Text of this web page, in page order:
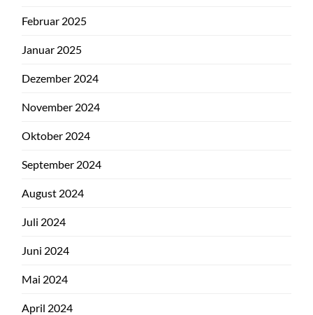
Februar 2025
Januar 2025
Dezember 2024
November 2024
Oktober 2024
September 2024
August 2024
Juli 2024
Juni 2024
Mai 2024
April 2024